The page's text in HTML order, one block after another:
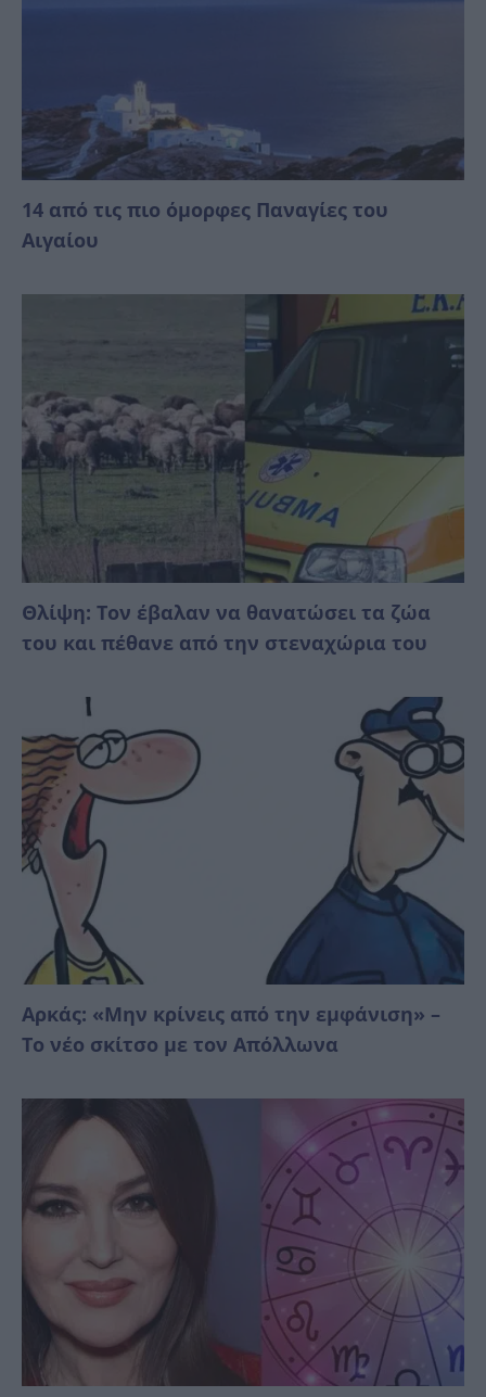
14 από τις πιο όμορφες Παναγίες του
Αιγαίου
Θλίψη: Τον έβαλαν να θανατώσει τα ζώα
του και πέθανε από την στεναχώρια του
Αρκάς: «Μην κρίνεις από την εμφάνιση» –
Το νέο σκίτσο με τον Απόλλωνα